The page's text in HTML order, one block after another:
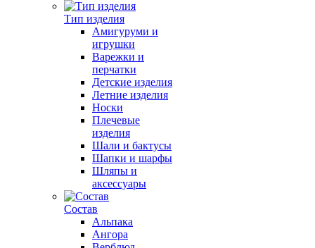
Тип изделия
Амигуруми и
игрушки
Варежки и
перчатки
Детские изделия
Летние изделия
Носки
Плечевые
изделия
Шали и бактусы
Шапки и шарфы
Шляпы и
аксессуары
Состав
Альпака
Ангора